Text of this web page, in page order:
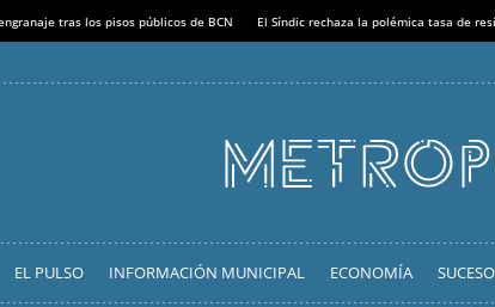
engranaje tras los pisos públicos de BCN El Síndic rechaza la polémica tasa de
EL PULSO INFORMACIÓN MUNICIPAL ECONOMÍA